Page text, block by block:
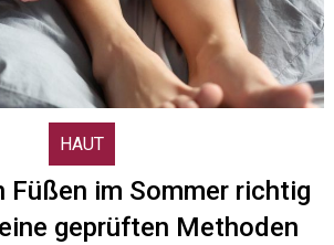
HAUT
Füßen im Sommer richtig
geprüften Methoden